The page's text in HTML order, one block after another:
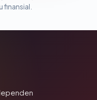
finansial.